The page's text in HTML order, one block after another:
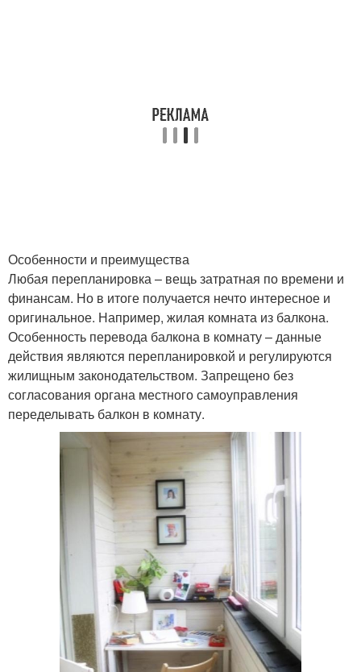
Особенности и преимущества
Любая перепланировка – вещь затратная по времени и
финансам. Но в итоге получается нечто интересное и
оригинальное. Например, жилая комната из балкона.
Особенность перевода балкона в комнату – данные
действия являются перепланировкой и регулируются
жилищным законодательством. Запрещено без
согласования органа местного самоуправления
переделывать балкон в комнату.